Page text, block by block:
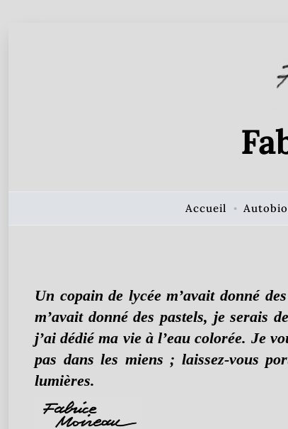
Accueil
Un copain de lycée m’avait donné
m’avait donné des pastels, je serais
j’ai dédié ma vie à l’eau colorée. Je
pas dans les miens ; laissez-vous
lumières.